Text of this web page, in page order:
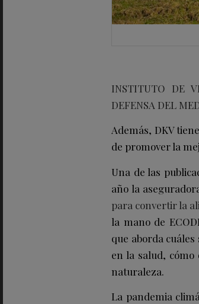
INSTITUTO DE
DEFENSA DEL
Además, DKV
de promover la
Una de las
año la
para convertir la
la mano de
que aborda
en la salud,
naturaleza.
La pandemia